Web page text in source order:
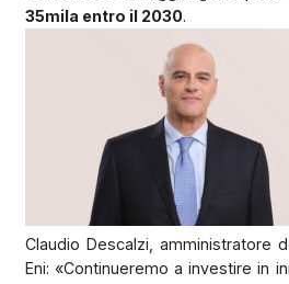
35mila entro il 2030.
Claudio Descalzi, amministratore
Eni: «Continueremo a investire in